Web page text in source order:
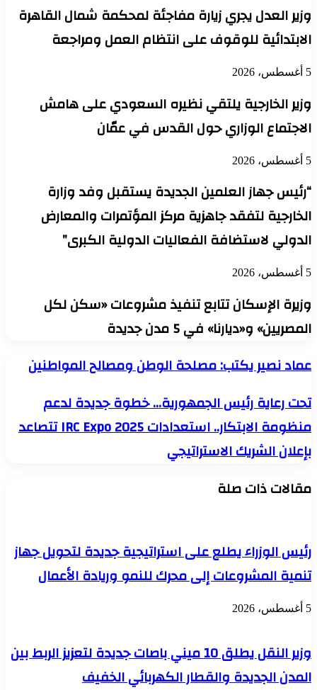
وزير العدل يجري زيارة مفاجئة لمحكمة شمال القاهرة
الابتدائية للوقوف على انتظام العمل ومراجعة
5 أغسطس، 2026
وزير الخارجية يلتقي نظيره السعودي على هامش
الاجتماع الوزاري حول القدس في عمّان
5 أغسطس، 2026
“رئيس جهاز العلمين الجديدة يستقبل وفد وزارة
الخارجية لتفقد جاهزية مركز المؤتمرات والمعارض
الدولي لاستضافة الفعاليات الدولية الكبرى”
5 أغسطس، 2026
وزيرة الإسكان تتابع تنفيذ مشروعات «سكن لكل
المصريين» و«ديارنا» في 5 مدن جديدة
عماد
نصير
مصلحة
الوطن
ومصالح
عماد نصير يكتب: مصلحة الوطن ومصالح المواطنين
تحت
رعاية
رئيس
الجمهورية…
خطوة
جديدة
منظومة
Expo
2025
تتصاعد
بإعلان
الاستراتيجي
تحت رعاية رئيس الجمهورية… خطوة جديدة لدعم
منظومة الابتكار.. استعدادات IRC Expo 2025 تتصاعد
بإعلان الشريك الاستراتيجي
مقالات ذات صلة
رئيس الوزراء يطلع على استراتيجية جديدة لتحويل جهاز
تنمية المشروعات إلى محرك للنمو وريادة الأعمال
5 أغسطس، 2026
وزير النقل يطلق 10 ميني باصات جديدة لتعزيز الربط بين
المدن الجديدة والقطار الكهربائي الخفيف